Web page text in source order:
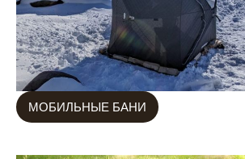
МОБИЛЬНЫЕ БАНИ